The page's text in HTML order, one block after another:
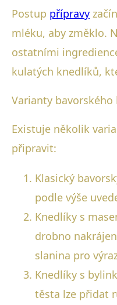
Postup přípravy
mléku, aby změklo.
ostatními
kulatých knedlíků,
Varianty bavorského
Existuje několik
připravit:
Klasický
podle výše
Knedlíky s
drobno
slanina pro
Knedlíky s
těsta lze přidat